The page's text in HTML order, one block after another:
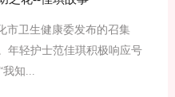
卫生健康委发布的召集
年轻护士范佳琪积极响应号
我知...